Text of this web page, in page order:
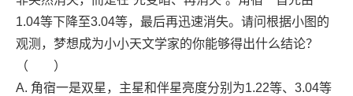
1.04等下降至3.04等，最后再迅速消失。请问根据小图的
观测，梦想成为小小天文学家的你能够得出什么结论？
（ ）
A. 角宿一是双星，主星和伴星亮度分别为1.22等、3.04等